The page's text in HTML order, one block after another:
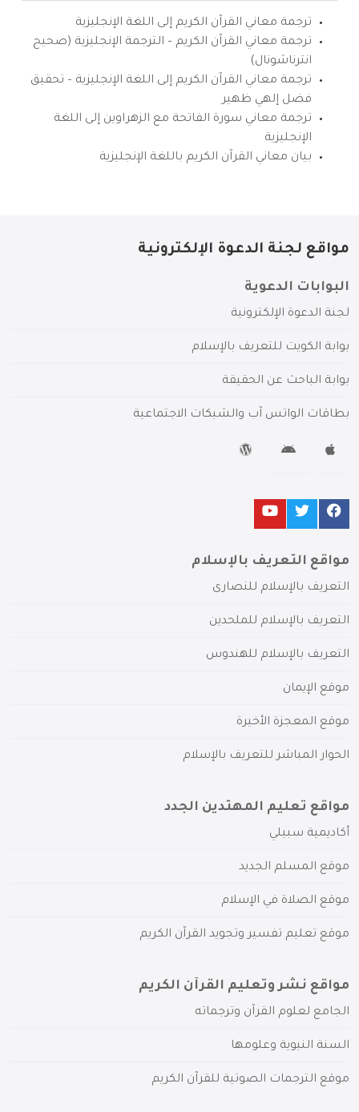
ترجمة معاني القرآن الكريم إلى اللغة الإنجليزية
ترجمة معاني القرآن الكريم – الترجمة الإنجليزية (صحيح
انترناشونال)
ترجمة معاني القرآن الكريم إلى اللغة الإنجليزية – تحقيق
فضل إلهي ظهير
ترجمة معاني سورة الفاتحة مع الزهراوين إلى اللغة
الإنجليزية
بيان معاني القرآن الكريم باللغة الإنجليزية
مواقع لجنة الدعوة الإلكترونية
البوابات الدعوية
لجنة الدعوة الإلكترونية
بوابة الكويت للتعريف بالإسلام
بوابة الباحث عن الحقيقة
بطاقات الواتس آب والشبكات الاجتماعية
مواقع التعريف بالإسلام
التعريف بالإسلام للنصارى
التعريف بالإسلام للملحدين
التعريف بالإسلام للهندوس
موقع الإيمان
موقع المعجزة الأخيرة
الحوار المباشر للتعريف بالإسلام
مواقع تعليم المهتدين الجدد
أكاديمية سبيلي
موقع المسلم الجديد
موقع الصلاة في الإسلام
موقع تعليم تفسير وتجويد القرآن الكريم
مواقع نشر وتعليم القرآن الكريم
الجامع لعلوم القرآن وترجماته
السنة النبوية وعلومها
موقع الترجمات الصوتية للقرآن الكريم